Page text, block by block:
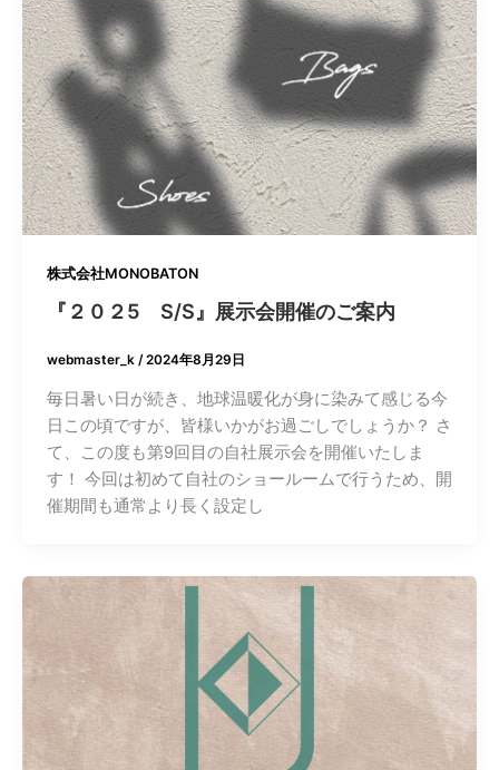
株式会社MONOBATON
『２０２5 S/S』展示会開催のご案内
webmaster_k/2024年8月29日
毎日暑い日が続き、地球温暖化が身に染みて感じる今
日この頃ですが、皆様いかがお過ごしでしょうか？ さ
て、この度も第9回目の自社展示会を開催いたしま
す！ 今回は初めて自社のショールームで行うため、開
催期間も通常より長く設定し